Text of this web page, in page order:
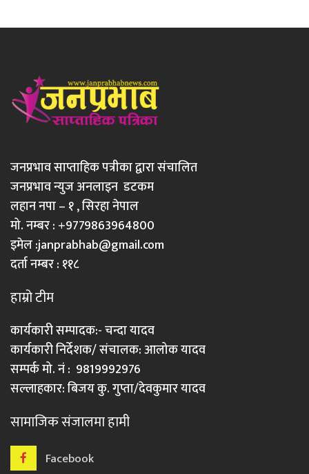
जनप्रभाव साप्ताहिक पत्रीका द्वारा संचालित
जनप्रभाव न्युज अनलाइन डटकम
लहान नपा – १ , सिरहा नेपाल
मो. नम्बर : +9779863964800
इमेल :janprabhab@gmail.com
दर्ता नम्बर : ११८
हाम्रो टीम
कार्यकारी सम्पादक:- चन्दा यादव
कार्यकारी निर्देशक/ संचालक: आलोक यादव
सम्पर्क मो. नं : 9819992976
सल्लाहकार: बिजय कु. गुप्ता/देवकुमार यादव
सामाजिक संजालमा हामी
Facebook